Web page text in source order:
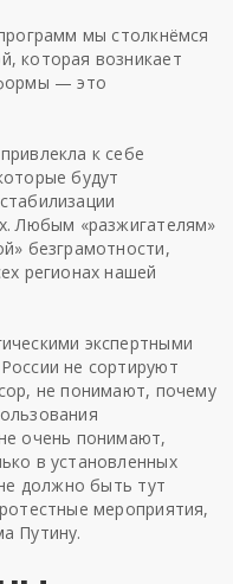
мы столкнёмся
которая возникает
— это
к себе
будут
Любым «разжигателям»
безграмотности,
регионах нашей
экспертными
не сортируют
не понимают, почему
очень понимают,
в установленных
должно быть тут
мероприятия,
Путину.